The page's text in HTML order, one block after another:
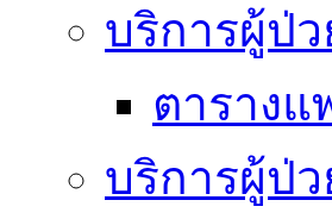
บริการผู้ป่
ตาราง
บริการผู้ป่ว